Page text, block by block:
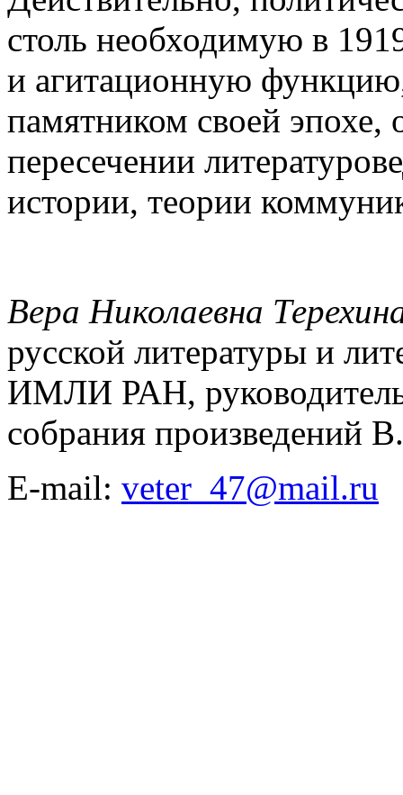
столь необходимую в
и агитационную
памятником своей эпохе,
пересечении
истории, теории
Вера Николаевна
русской литературы и
ИМЛИ РАН,
собрания произведений
E-mail: veter_47@mail.ru